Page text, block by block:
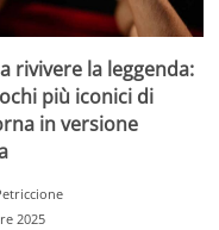
rivivere la leggenda:
più iconici di
in versione
2025